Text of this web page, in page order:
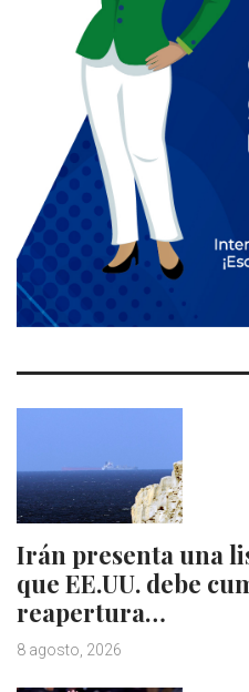
Irán presenta una
que EE.UU. debe
reapertura…
8 agosto, 2026